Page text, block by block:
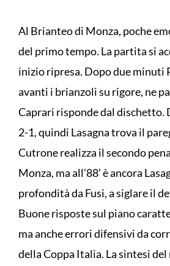
Al Brianteo di Monza, poche
del primo tempo. La partita si
inizio ripresa. Dopo due minuti
avanti i brianzoli su rigore, ne
Caprari risponde dal dischetto.
2-1, quindi Lasagna trova il
Cutrone realizza il secondo
Monza, ma all’88’ è ancora
profondità da Fusi, a siglare il
Buone risposte sul piano
ma anche errori difensivi da
della Coppa Italia. La sintesi